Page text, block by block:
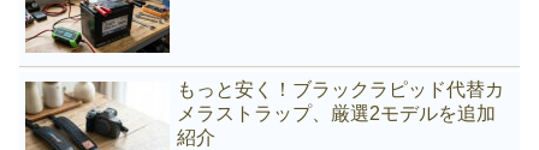
もっと安く！ブラックラピッド代替カ
メラストラップ、厳選2モデルを追加
紹介